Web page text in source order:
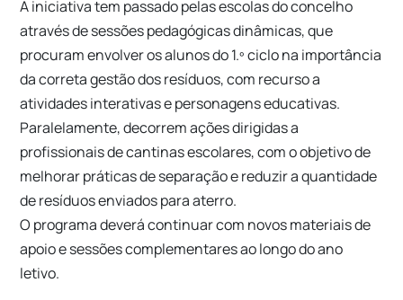
A iniciativa tem passado pelas escolas do concelho
através de sessões pedagógicas dinâmicas, que
procuram envolver os alunos do 1.º ciclo na importância
da correta gestão dos resíduos, com recurso a
atividades interativas e personagens educativas.
Paralelamente, decorrem ações dirigidas a
profissionais de cantinas escolares, com o objetivo de
melhorar práticas de separação e reduzir a quantidade
de resíduos enviados para aterro.
O programa deverá continuar com novos materiais de
apoio e sessões complementares ao longo do ano
letivo.